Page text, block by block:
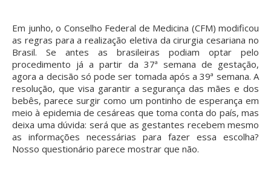
Em junho, o Conselho Federal de Medicina (CFM) modificou
as regras para a realização eletiva da cirurgia cesariana no
Brasil. Se antes as brasileiras podiam optar pelo
procedimento já a partir da 37ª semana de gestação,
agora a decisão só pode ser tomada após a 39ª semana. A
resolução, que visa garantir a segurança das mães e dos
bebês, parece surgir como um pontinho de esperança em
meio à epidemia de cesáreas que toma conta do país, mas
deixa uma dúvida: será que as gestantes recebem mesmo
as informações necessárias para fazer essa escolha?
Nosso questionário parece mostrar que não.